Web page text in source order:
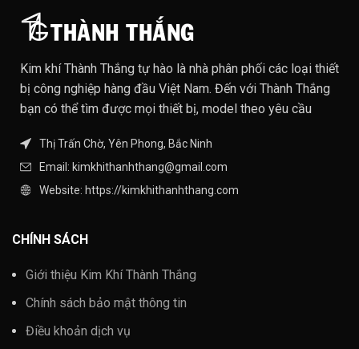
Kim khí Thành Thắng tự hào là nhà phân phối các loại thiết
bị công nghiệp hàng đầu Việt Nam. Đến với Thành Thắng
bạn có thể tìm được mọi thiết bị, model theo yêu cầu
Thị Trấn Chờ, Yên Phong, Bắc Ninh
Email: kimkhithanhthang@gmail.com
Website: https://kimkhithanhthang.com
CHÍNH SÁCH
Giới thiệu Kim Khí Thành Thắng
Chính sách bảo mật thông tin
Điều khoản dịch vụ